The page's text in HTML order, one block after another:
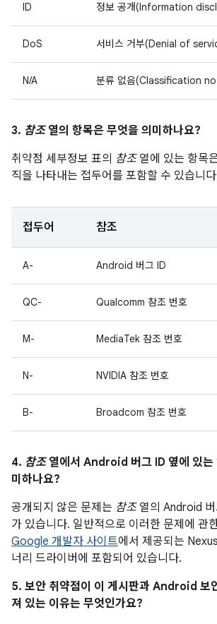
ID 정보 공개(Information
DoS 서비스 거부(Denial of
N/A 분류 없음(Classification
3. 참조열의 항목은 무엇을 의미하나요?
취약점 세부정보 표의 참조열에 있는 항목
직을 나타내는 접두어를 포함할 수 있습니
접두어 참조
A- Android 버그 ID
QC- Qualcomm 참조 번호
M- MediaTek 참조 번호
N- NVIDIA 참조 번호
B- Broadcom 참조 번호
4. 참조열에서 Android 버그 ID 옆에 있는
미하나요?
공개되지 않은 문제는 참조열의 Android 버
가 있습니다. 일반적으로 이러한 문제에 관
Google 개발자 사이트에서 제공되는
너리 드라이버에 포함되어 있습니다.
5. 보안 취약점이 이 게시판과 Android 보
져 있는 이유는 무엇인가요?